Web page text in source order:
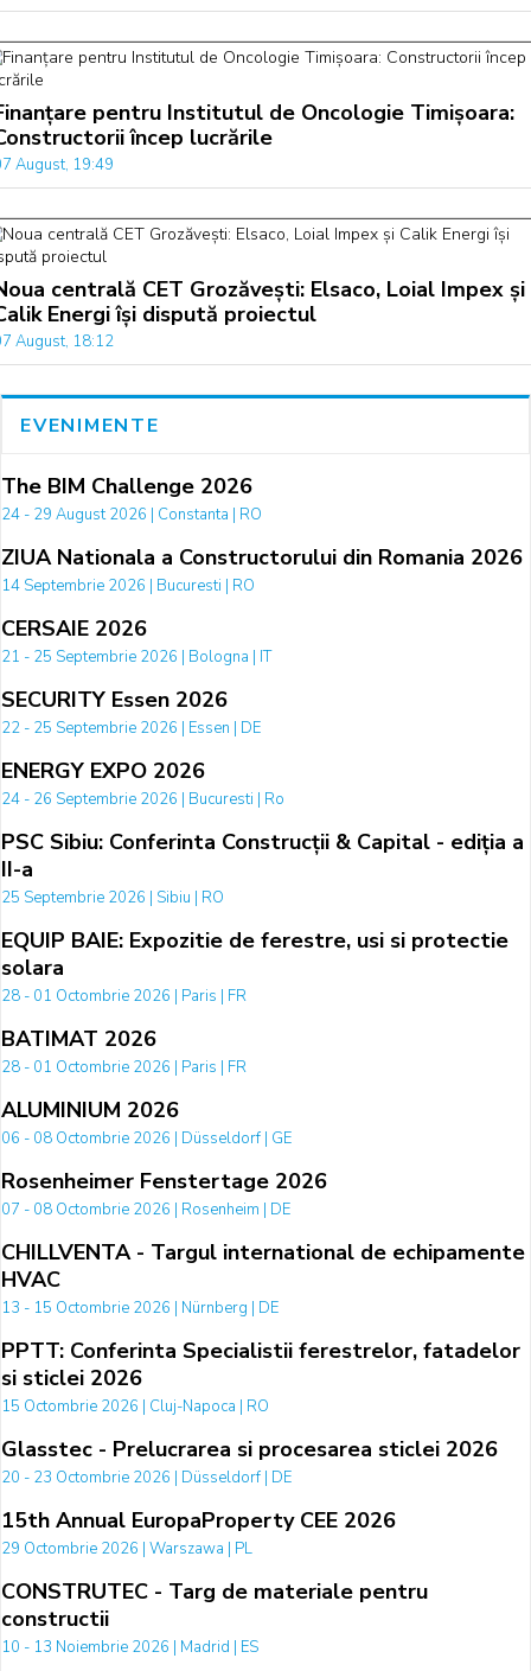
pentru Institutul de Oncologie Timișoara:
încep lucrările
August, 19:49
centrală CET Grozăvești: Elsaco, Loial Impex și
Energi își dispută proiectul
August, 18:12
EVENIMENTE
The BIM Challenge 2026
24 - 29 August 2026 | Constanta | RO
ZIUA Nationala a Constructorului din Romania 2026
14 Septembrie 2026 | Bucuresti | RO
CERSAIE 2026
21 - 25 Septembrie 2026 | Bologna | IT
SECURITY Essen 2026
22 - 25 Septembrie 2026 | Essen | DE
ENERGY EXPO 2026
24 - 26 Septembrie 2026 | Bucuresti | Ro
PSC Sibiu: Conferinta Construcții & Capital - ediția a
II-a
25 Septembrie 2026 | Sibiu | RO
EQUIP BAIE: Expozitie de ferestre, usi si protectie
solara
28 - 01 Octombrie 2026 | Paris | FR
BATIMAT 2026
28 - 01 Octombrie 2026 | Paris | FR
ALUMINIUM 2026
06 - 08 Octombrie 2026 | Düsseldorf | GE
Rosenheimer Fenstertage 2026
07 - 08 Octombrie 2026 | Rosenheim | DE
CHILLVENTA - Targul international de echipamente
HVAC
13 - 15 Octombrie 2026 | Nürnberg | DE
PPTT: Conferinta Specialistii ferestrelor, fatadelor
si sticlei 2026
15 Octombrie 2026 | Cluj-Napoca | RO
Glasstec - Prelucrarea si procesarea sticlei 2026
20 - 23 Octombrie 2026 | Düsseldorf | DE
15th Annual EuropaProperty CEE 2026
29 Octombrie 2026 | Warszawa | PL
CONSTRUTEC - Targ de materiale pentru
constructii
10 - 13 Noiembrie 2026 | Madrid | ES